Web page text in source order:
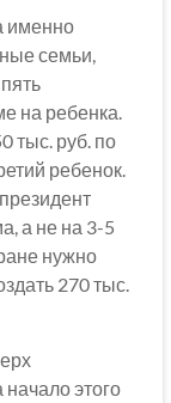
именно
семьи,
на ребенка.
тыс. руб. по
ребенок.
а не на 3-5
нужно
270 тыс.
этого